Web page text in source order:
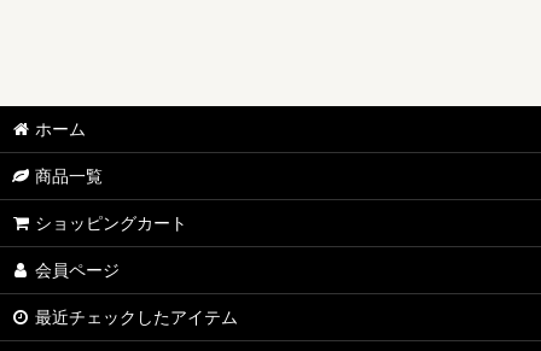
ホーム
商品一覧
ショッピングカート
会員ページ
最近チェックしたアイテム